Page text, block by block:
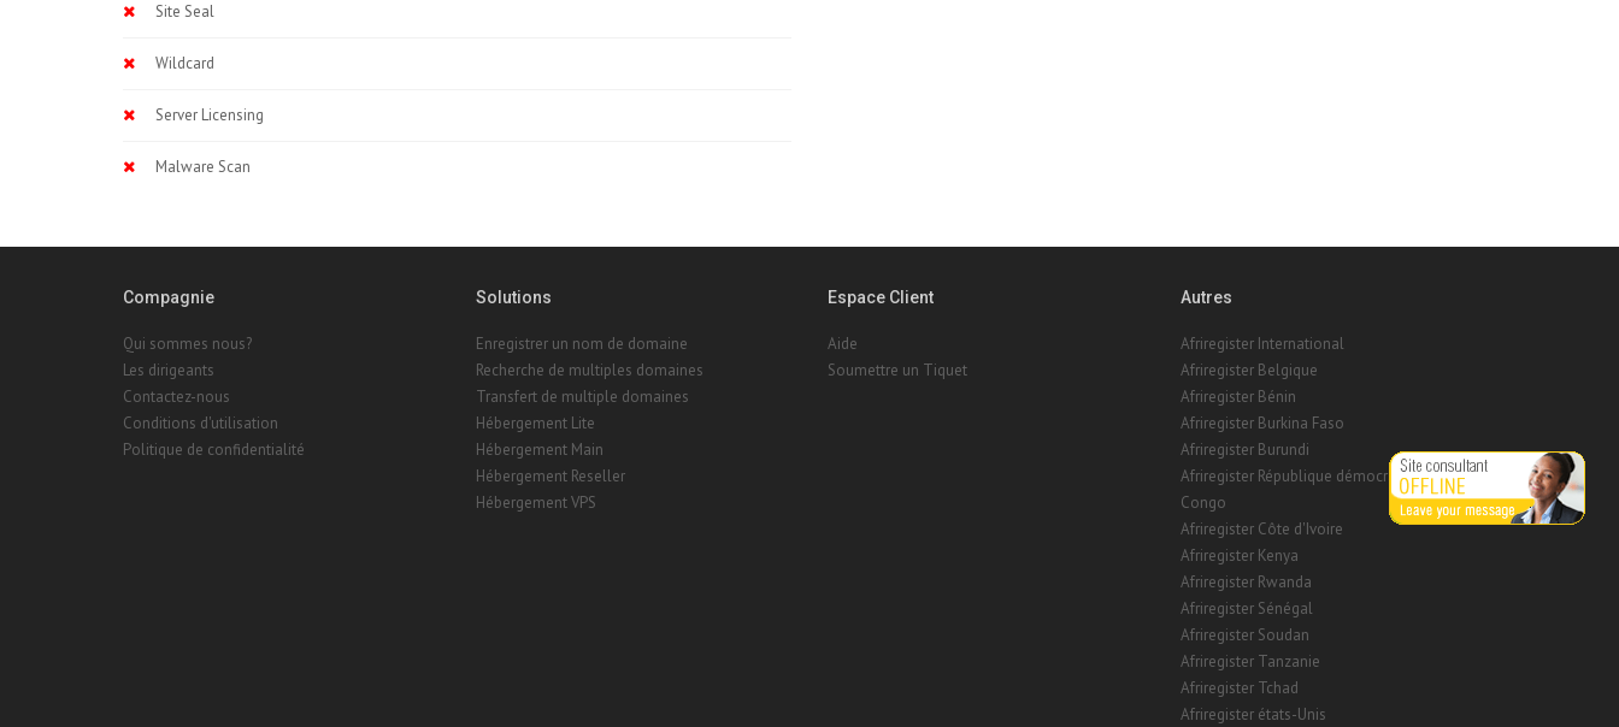
Site Seal
Wildcard
Server Licensing
Malware Scan
Compagnie
Qui sommes nous?
Les dirigeants
Contactez-nous
Conditions d'utilisation
Politique de confidentialité
Solutions
Enregistrer un nom de domaine
Recherche de multiples domaines
Transfert de multiple domaines
Hébergement Lite
Hébergement Main
Hébergement Reseller
Hébergement VPS
Espace Client
Aide
Soumettre un Tiquet
Autres
Afriregister International
Afriregister Belgique
Afriregister Bénin
Afriregister Burkina Faso
Afriregister Burundi
Afriregister République démocratique du
Congo
Afriregister Côte d'Ivoire
Afriregister Kenya
Afriregister Rwanda
Afriregister Sénégal
Afriregister Soudan
Afriregister Tanzanie
Afriregister Tchad
Afriregister états-Unis